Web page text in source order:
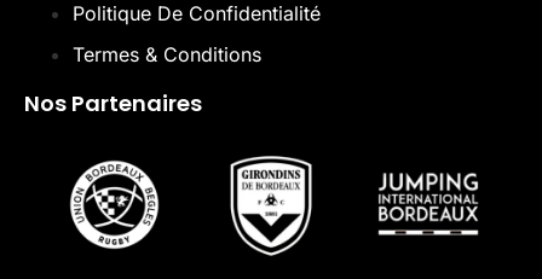
Politique De Confidentialité
Termes & Conditions
Nos Partenaires